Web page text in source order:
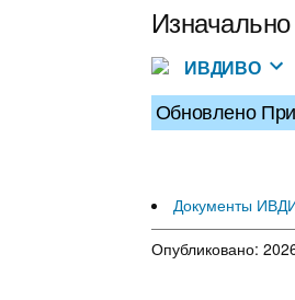
Перейти
к
содержимому
ИВДИВО
Обновлено
Документы
Опубликовано: